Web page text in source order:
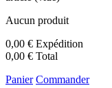
Aucun produit
0,00 € Expédition
0,00 € Total
Panier Commander